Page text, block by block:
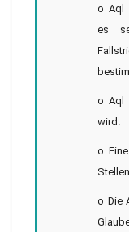
o Aql
es
o Aql
wird.
o
o Die